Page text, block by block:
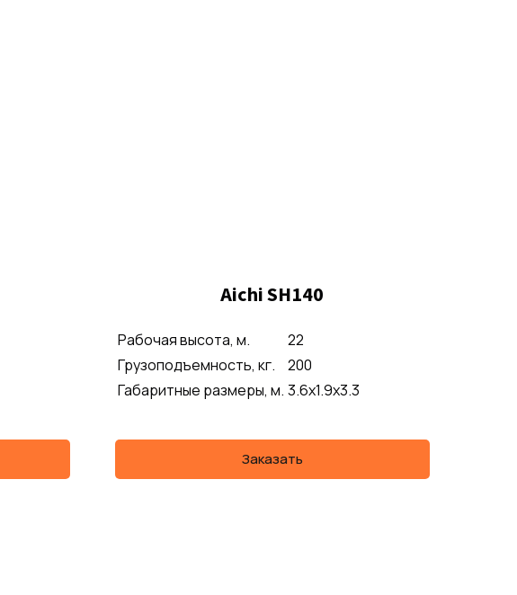
Aichi SH140
Рабочая высота, м.
22
Грузоподъемность, кг.
200
Габаритные размеры, м. 3.6x1.9x3.3
Заказать